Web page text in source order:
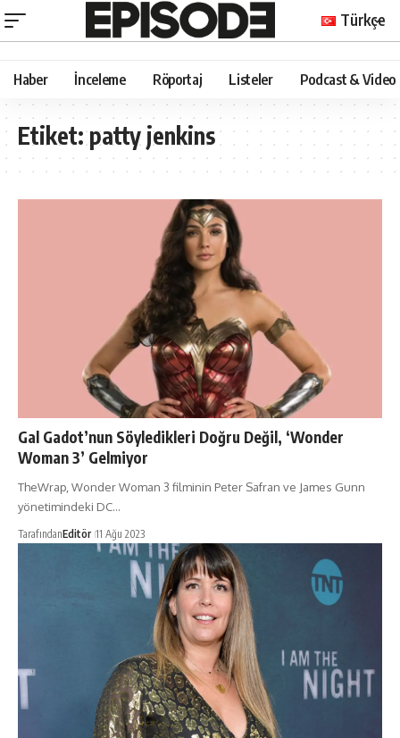
Türkçe
Haber İnceleme Röportaj Listeler Podcast & Video
Etiket:patty jenkins
Gal Gadot’nun Söyledikleri Doğru Değil, ‘Wonder
Woman 3’ Gelmiyor
TheWrap, Wonder Woman 3 filminin Peter Safran ve James Gunn
yönetimindeki DC…
TarafındanEditör 11 Ağu 2023